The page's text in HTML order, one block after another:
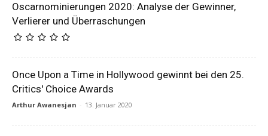
Oscarnominierungen 2020: Analyse der Gewinner,
Verlierer und Überraschungen
Once Upon a Time in Hollywood gewinnt bei den 25.
Critics' Choice Awards
Arthur Awanesjan - 13. Januar 2020